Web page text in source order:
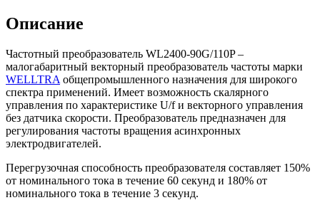
Описание
Частотный преобразователь WL2400-90G/110P –
малогабаритный векторный преобразователь частоты марки
WELLTRA общепромышленного назначения для широкого
спектра применений. Имеет возможность скалярного
управления по характеристике U/f и векторного управления
без датчика скорости. Преобразователь предназначен для
регулирования частоты вращения асинхронных
электродвигателей.
Перегрузочная способность преобразователя составляет 150%
от номинального тока в течение 60 секунд и 180% от
номинального тока в течение 3 секунд.